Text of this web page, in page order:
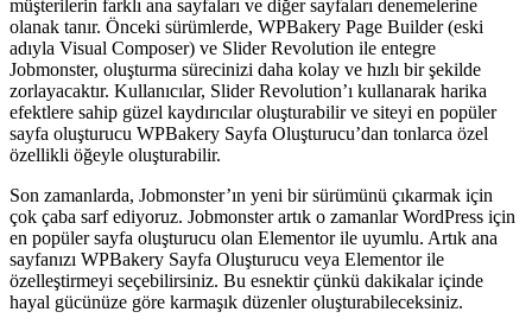
müşterilerin farklı ana sayfaları ve diğer sayfaları denemelerine
olanak tanır. Önceki sürümlerde, WPBakery Page Builder (eski
adıyla Visual Composer) ve Slider Revolution ile entegre
Jobmonster, oluşturma sürecinizi daha kolay ve hızlı bir şekilde
zorlayacaktır. Kullanıcılar, Slider Revolution’ı kullanarak harika
efektlere sahip güzel kaydırıcılar oluşturabilir ve siteyi en popüler
sayfa oluşturucu WPBakery Sayfa Oluşturucu’dan tonlarca özel
özellikli öğeyle oluşturabilir.
Son zamanlarda, Jobmonster’ın yeni bir sürümünü çıkarmak için
çok çaba sarf ediyoruz. Jobmonster artık o zamanlar WordPress için
en popüler sayfa oluşturucu olan Elementor ile uyumlu. Artık ana
sayfanızı WPBakery Sayfa Oluşturucu veya Elementor ile
özelleştirmeyi seçebilirsiniz. Bu esnektir çünkü dakikalar içinde
hayal gücünüze göre karmaşık düzenler oluşturabileceksiniz.